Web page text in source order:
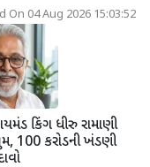
On 04 Aug 2026 15:03:52
કિંગ ધીરુ રામાણી
100 કરોડની ખંડણી